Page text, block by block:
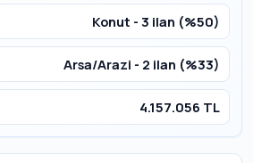
Konut - 3 ilan (%50)
Arsa/Arazi - 2 ilan (%33)
4.157.056 TL